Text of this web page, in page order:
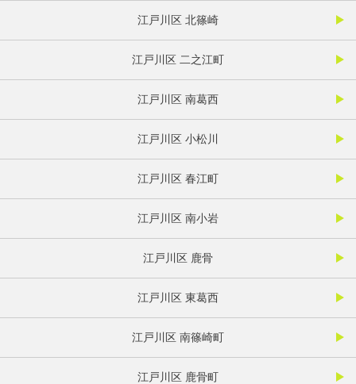
江戸川区 北篠崎
江戸川区 二之江町
江戸川区 南葛西
江戸川区 小松川
江戸川区 春江町
江戸川区 南小岩
江戸川区 鹿骨
江戸川区 東葛西
江戸川区 南篠崎町
江戸川区 鹿骨町